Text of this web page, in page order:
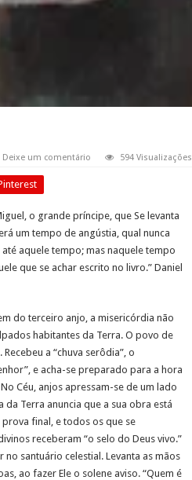
Deixe um comentário 594 Visualizações
o grande príncipe, que Se levanta
um tempo de angústia, qual nunca
aquele tempo; mas naquele tempo
que se achar escrito no livro.” Daniel
do terceiro anjo, a misericórdia não
habitantes da Terra. O povo de
a “chuva serôdia”, o
e acha-se preparado para a hora
Céu, anjos apressam-se de um lado
Terra anuncia que a sua obra está
final, e todos os que se
receberam “o selo do Deus vivo.”
no santuário celestial. Levanta as mãos
ao fazer Ele o solene aviso. “Quem é